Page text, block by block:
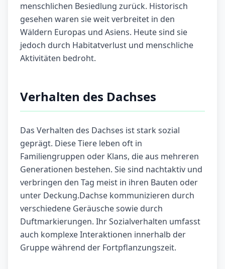
menschlichen Besiedlung zurück. Historisch
gesehen waren sie weit verbreitet in den
Wäldern Europas und Asiens. Heute sind sie
jedoch durch Habitatverlust und menschliche
Aktivitäten bedroht.
Verhalten des Dachses
Das Verhalten des Dachses ist stark sozial
geprägt. Diese Tiere leben oft in
Familiengruppen oder Klans, die aus mehreren
Generationen bestehen. Sie sind nachtaktiv und
verbringen den Tag meist in ihren Bauten oder
unter Deckung.Dachse kommunizieren durch
verschiedene Geräusche sowie durch
Duftmarkierungen. Ihr Sozialverhalten umfasst
auch komplexe Interaktionen innerhalb der
Gruppe während der Fortpflanzungszeit.